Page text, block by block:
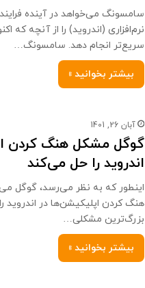
سامسونگ می‌خواهد در آینده
نرم‌افزاری (اندروید) را از آنچه که
سریع‌تر انجام دهد. سامسونگ…
بیشتر بخوانید »
آبان 26, 1401
گوگل مشکل هنگ کردن
اندروید را حل می‌کند
اینطور که به نظر می‌رسد، گوگل
هنگ کردن اپلیکیشن‌ها در اندروید
بزرگ‌ترین مشکلی…
بیشتر بخوانید »